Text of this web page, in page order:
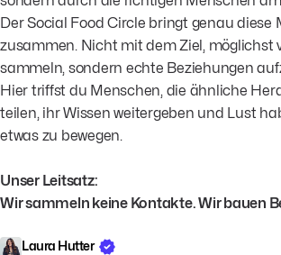
Der Social Food Circle bringt genau diese
zusammen. Nicht mit dem Ziel, möglichst
sammeln, sondern echte Beziehungen
Hier triffst du Menschen, die ähnliche
teilen, ihr Wissen weitergeben und Lust
etwas zu bewegen.
Unser Leitsatz:
Wir sammeln keine Kontakte. Wir bauen
Laura Hutter